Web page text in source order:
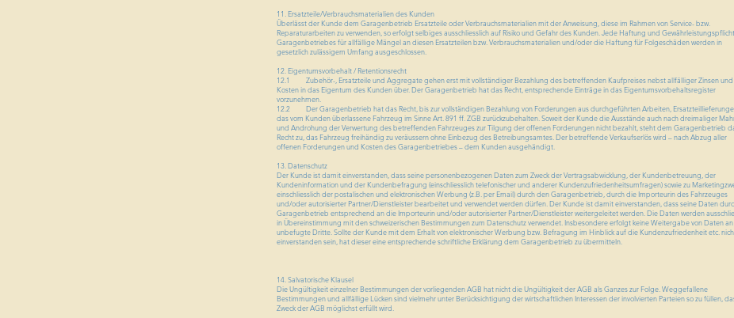
11. Ersatzteile/Verbrauchsmaterialien des Kunden
Überlässt der Kunde dem Garagenbetrieb Ersatzteile oder Verbrauchsmaterialien mit der Anweisung, diese im Rahmen von Service- bzw.
Reparaturarbeiten zu verwenden, so erfolgt selbiges ausschliesslich auf Risiko und Gefahr des Kunden. Jede Haftung und
Garagenbetriebes für allfällige Mängel an diesen Ersatzteilen bzw. Verbrauchsmaterialien und/oder die Haftung für Folgeschäden werden in
gesetzlich zulässigem Umfang ausgeschlossen.
12. Eigentumsvorbehalt / Retentionsrecht
12.1 Zubehör-, Ersatzteile und Aggregate gehen erst mit vollständiger Bezahlung des betreffenden Kaufpreises nebst allfälliger Zinsen und
Kosten in das Eigentum des Kunden über. Der Garagenbetrieb hat das Recht, entsprechende Einträge in das Eigentumsvorbehaltsregister
vorzunehmen.
12.2 Der Garagenbetrieb hat das Recht, bis zur vollständigen Bezahlung von Forderungen aus durchgeführten Arbeiten,
das vom Kunden überlassene Fahrzeug im Sinne Art. 891 ff. ZGB zurückzubehalten. Soweit der Kunde die Ausstände auch nach dreimaliger
und Androhung der Verwertung des betreffenden Fahrzeuges zur Tilgung der offenen Forderungen nicht bezahlt, steht dem Garagenbetrieb
Recht zu, das Fahrzeug freihändig zu veräussern ohne Einbezug des Betreibungsamtes. Der betreffende Verkaufserlös wird – nach Abzug aller
offenen Forderungen und Kosten des Garagenbetriebes – dem Kunden ausgehändigt.
13. Datenschutz
Der Kunde ist damit einverstanden, dass seine personenbezogenen Daten zum Zweck der Vertragsabwicklung, der Kundenbetreuung, der
Kundeninformation und der Kundenbefragung (einschliesslich telefonischer und anderer Kundenzufriedenheitsumfragen) sowie zu
einschliesslich der postalischen und elektronischen Werbung (z.B. per Email) durch den Garagenbetrieb, durch die Importeurin des Fahrzeuges
und/oder autorisierter Partner/Dienstleister bearbeitet und verwendet werden dürfen. Der Kunde ist damit einverstanden, dass seine Daten
Garagenbetrieb entsprechend an die Importeurin und/oder autorisierter Partner/Dienstleister weitergeleitet werden. Die Daten werden
in Übereinstimmung mit den schweizerischen Bestimmungen zum Datenschutz verwendet. Insbesondere erfolgt keine Weitergabe von Daten an
unbefugte Dritte. Sollte der Kunde mit dem Erhalt von elektronischer Werbung bzw. Befragung im Hinblick auf die Kundenzufriedenheit etc.
einverstanden sein, hat dieser eine entsprechende schriftliche Erklärung dem Garagenbetrieb zu übermitteln.
14. Salvatorische Klausel
Die Ungültigkeit einzelner Bestimmungen der vorliegenden AGB hat nicht die Ungültigkeit der AGB als Ganzes zur Folge. Weggefallene
Bestimmungen und allfällige Lücken sind vielmehr unter Berücksichtigung der wirtschaftlichen Interessen der involvierten Parteien so zu füllen,
Zweck der AGB möglichst erfüllt wird.